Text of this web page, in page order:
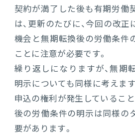
契約が満了した後も有期労働
は、更新のたびに、今回の改
機会と無期転換後の労働条件
ことに注意が必要です。
繰り返しになりますが、無期
明示についても同様に考えま
申込の権利が発生しているこ
後の労働条件の明示は同様の
要があります。